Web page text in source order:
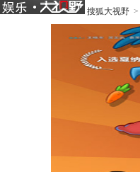
搜狐大视野 >